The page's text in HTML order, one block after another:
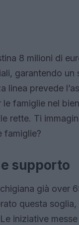
8 milioni di
garantendo
linea prevede
famiglie nel
rette. Ti
famiglie?
supporto
già over
questa
iniziative